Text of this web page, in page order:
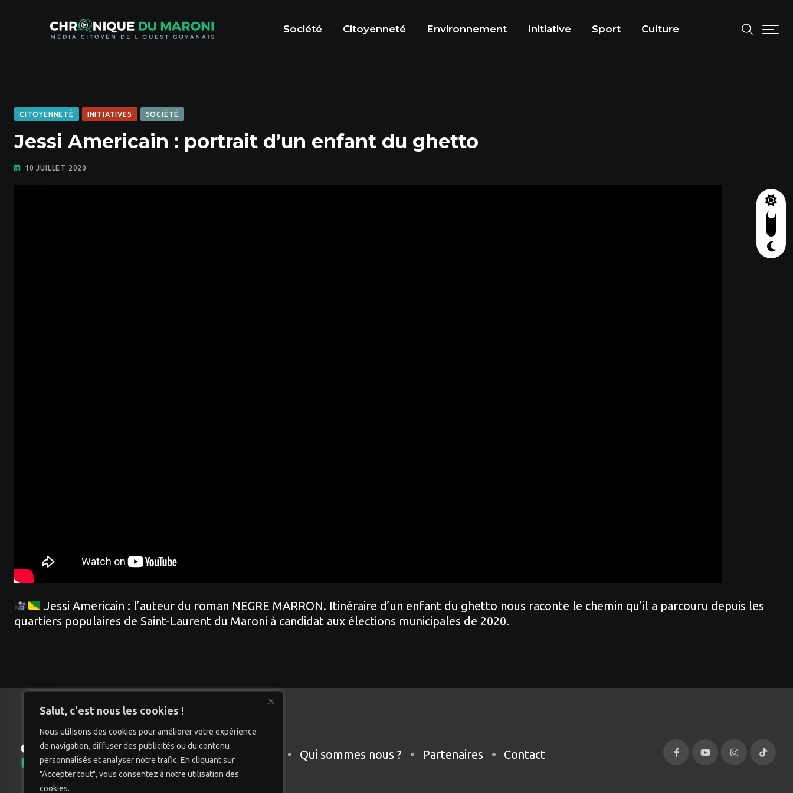
Salut, c'est nous les cookies !
Nous utilisons des cookies pour améliorer votre expérience
de navigation, diffuser des publicités ou du contenu
personnalisés et analyser notre trafic. En cliquant sur
"Accepter tout", vous consentez à notre utilisation des
cookies.
Société Citoyenneté Environnement Initiative Sport Culture
CITOYENNETÉ INITIATIVES SOCIÉTÉ
Jessi Americain : portrait d’un enfant du ghetto
10 JUILLET 2020
Jessi Americain : l’auteur du roman NEGRE MARRON. Itinéraire d’un enfant du ghetto nous raconte le chemin qu’il a parcouru depuis les
quartiers populaires de Saint-Laurent du Maroni à candidat aux élections municipales de 2020.
Qui sommes nous ? Partenaires Contact